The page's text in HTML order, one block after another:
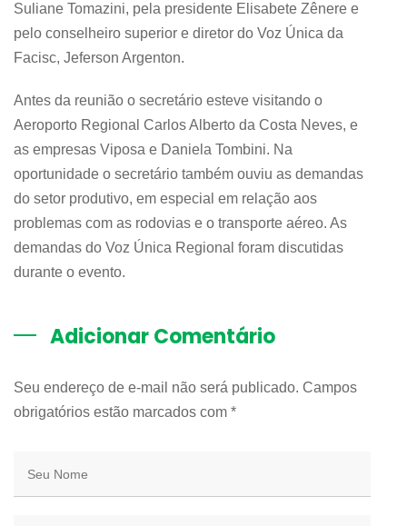
Suliane Tomazini, pela presidente Elisabete Zênere e
pelo conselheiro superior e diretor do Voz Única da
Facisc, Jeferson Argenton.
Antes da reunião o secretário esteve visitando o
Aeroporto Regional Carlos Alberto da Costa Neves, e
as empresas Viposa e Daniela Tombini. Na
oportunidade o secretário também ouviu as demandas
do setor produtivo, em especial em relação aos
problemas com as rodovias e o transporte aéreo. As
demandas do Voz Única Regional foram discutidas
durante o evento.
Adicionar Comentário
Seu endereço de e-mail não será publicado. Campos
obrigatórios estão marcados com *